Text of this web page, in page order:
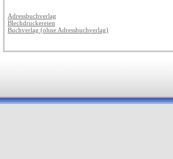
Adressbuchverlag
Blechdruckereien
Buchverlag (ohne Adressbuchverlag)